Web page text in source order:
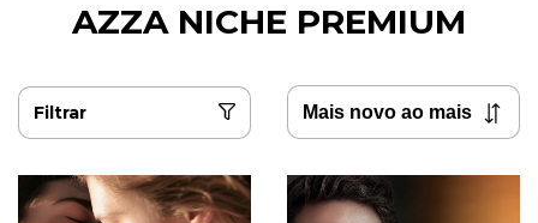
AZZA NICHE PREMIUM
Filtrar